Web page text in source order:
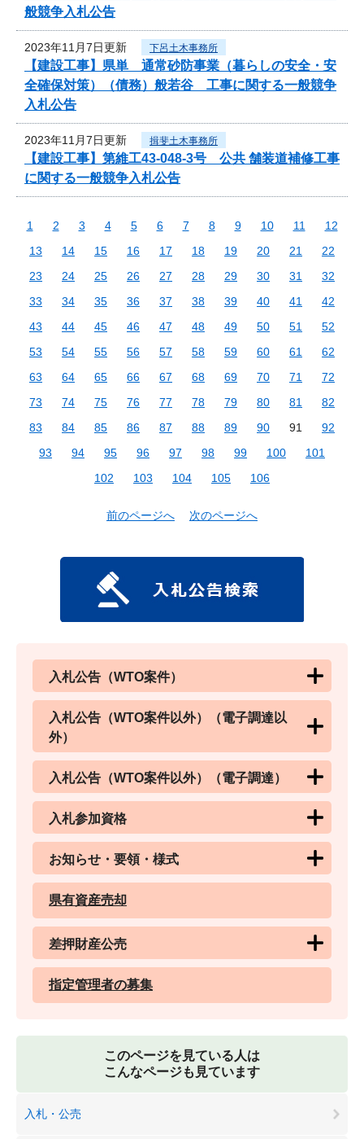
般競争入札公告
2023年11月7日更新 下呂土木事務所
【建設工事】県単 通常砂防事業（暮らしの安全・安
全確保対策）（債務）般若谷 工事に関する一般競争
入札公告
2023年11月7日更新 揖斐土木事務所
【建設工事】第維工43-048-3号 公共 舗装道補修工事
に関する一般競争入札公告
1 2 3 4 5 6 7 8 9 10 11
12
13
14 15 16 17 18 19 20 21
22
23
24 25 26 27 28 29 30 31
32
33
34 35 36 37 38 39 40 41
42
43
44 45 46 47 48 49 50 51
52
53
54 55 56 57 58 59 60 61
62
63
64 65 66 67 68 69 70 71
72
73
74 75 76 77 78 79 80 81
82
83
84 85 86 87 88 89 90 91
92
93
94 95 96 97 98 99 100
101
102
103 104 105 106
前のページへ 次のページへ
入札公告（WTO案件）
入札公告（WTO案件以外）（電子調達以
外）
入札公告（WTO案件以外）（電子調達）
入札参加資格
お知らせ・要領・様式
県有資産売却
差押財産公売
指定管理者の募集
このページを見ている人は
こんなページも見ています
入札・公売